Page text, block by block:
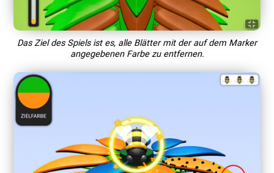
Das Ziel des Spiels ist es, alle Blätter mit der auf dem Marker
angegebenen Farbe zu entfernen.